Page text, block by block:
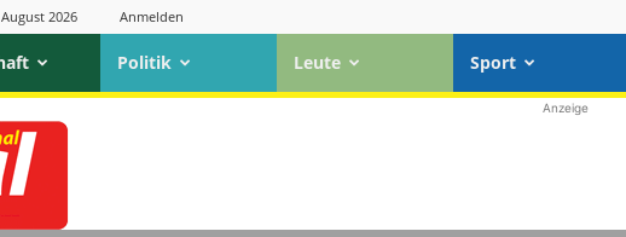
2026 Anmelden
Politik Leute Sport
Anzeige